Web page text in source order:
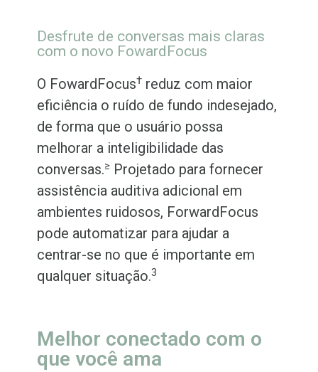
Desfrute de conversas mais claras
com o novo FowardFocus
O FowardFocus† reduz com maior
eficiência o ruído de fundo indesejado,
de forma que o usuário possa
melhorar a inteligibilidade das
conversas.≥ Projetado para fornecer
assistência auditiva adicional em
ambientes ruidosos, ForwardFocus
pode automatizar para ajudar a
centrar-se no que é importante em
qualquer situação.3
Melhor conectado com o
que você ama